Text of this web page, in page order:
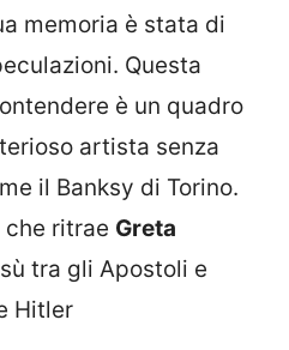
memoria è stata di
Questa
è un quadro
artista senza
il Banksy di Torino.
che ritrae Greta
tra gli Apostoli e
Hitler